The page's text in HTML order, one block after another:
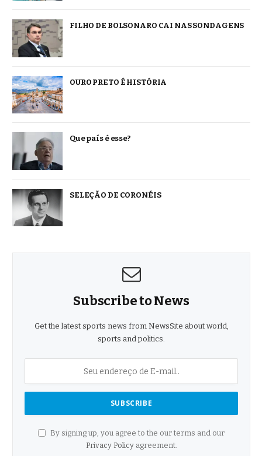
FILHO DE BOLSONARO CAI NAS SONDAGENS
OURO PRETO É HISTÓRIA
Que país é esse?
SELEÇÃO DE CORONÉIS
Subscribe to News
Get the latest sports news from NewsSite about world,
sports and politics.
By signing up, you agree to the our terms and our
Privacy Policyagreement.